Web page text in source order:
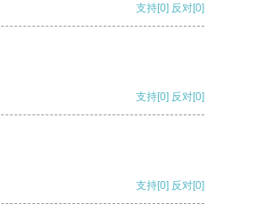
支持[0] 反对[0]
支持[0] 反对[0]
支持[0] 反对[0]